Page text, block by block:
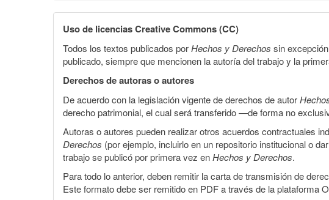
Uso de licencias Creative Commons (CC)
Todos los textos publicados porHechos y Derechos sin
publicado, siempre que mencionen la autoría del trabajo y la
Derechos de autoras o autores
De acuerdo con la legislación vigente de derechos de autor
derecho patrimonial, el cual será transferido —de forma no
Autoras o autores pueden realizar otros acuerdos contractuales
Derechos (por ejemplo, incluirlo en un repositorio institucional o
trabajo se publicó por primera vez enHechos y Derechos.
Para todo lo anterior, deben remitir la carta de transmisión de
Este formato debe ser remitido en PDF a través de la plataforma